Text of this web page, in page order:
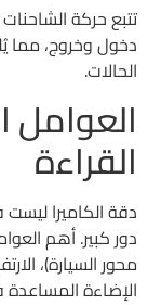
تتبع حركة
دخول وخروج، مما
الحالات.
العوامل
القراءة
دقة الكاميرا
الإضاءة